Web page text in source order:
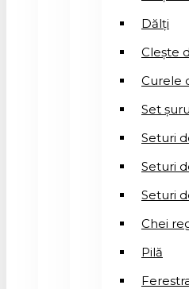
Dălți
Clește
Curele
Set
Seturi
Seturi
Seturi
Chei
Pilă